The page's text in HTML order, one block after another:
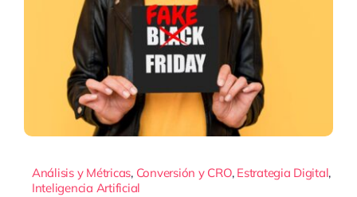
Análisis y Métricas, Conversión y CRO, Estrategia Digital,
Inteligencia Artificial